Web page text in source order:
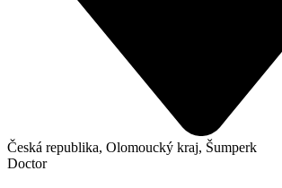
Česká republika, Olomoucký kraj, Šumperk
Doctor